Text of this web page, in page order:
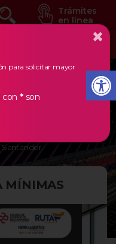
Trámites
en línea
creemos en los
de empresas
MÍNIMAS
×
para solicitar mayor
con *son